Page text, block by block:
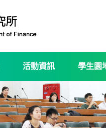
活動資訊 學生園